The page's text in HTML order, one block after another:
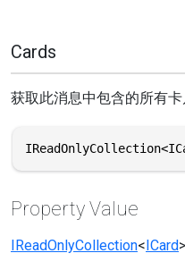
Cards
获取此消息中包含的所有卡
Property Value
IReadOnlyCollection<ICard>